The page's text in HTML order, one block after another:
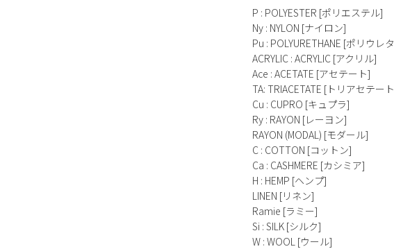
P : POLYESTER [ポリエステル]
Ny : NYLON [ナイロン]
Pu : POLYURETHANE [ポリウレ
ACRYLIC : ACRYLIC [アクリル]
Ace : ACETATE [アセテート]
TA: TRIACETATE [トリアセテー
Cu : CUPRO [キュプラ]
Ry : RAYON [レーヨン]
RAYON (MODAL) [モダール]
C : COTTON [コットン]
Ca : CASHMERE [カシミア]
H : HEMP [ヘンプ]
LINEN [リネン]
Ramie [ラミー]
Si : SILK [シルク]
W : WOOL [ウール]